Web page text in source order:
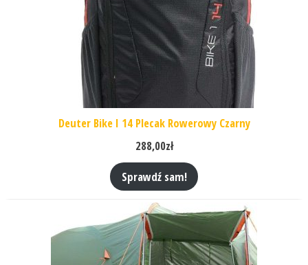
Deuter Bike I 14 Plecak Rowerowy Czarny
288,00zł
Sprawdź sam!